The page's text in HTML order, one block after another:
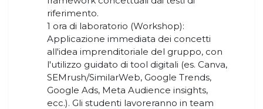
riferimento.
1 ora di laboratorio (Workshop):
Applicazione immediata dei concetti
all'idea imprenditoriale del gruppo, con
l'utilizzo guidato di tool digitali (es. Canva,
SEMrush/SimilarWeb, Google Trends,
Google Ads, Meta Audience insights,
ecc.). Gli studenti lavoreranno in team